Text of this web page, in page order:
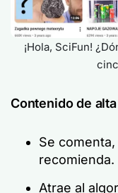
¡Hola, SciFun!
Contenido de
Se
recomienda.
Atrae al